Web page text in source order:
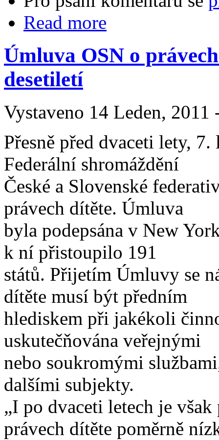
Read more
Úmluva OSN o
desetiletí
Vystaveno 14 Leden,
Přesně před dvaceti lety,
Federální shromáždění
České a Slovenské
právech dítěte. Úmluva
byla podepsána v New
k ní přistoupilo 191
států. Přijetím Úmluvy se
dítěte musí být předním
hlediskem při jakékoli
uskutečňována veřejnými
nebo soukromými
dalšími subjekty.
„I po dvaceti letech je
právech dítěte poměrně